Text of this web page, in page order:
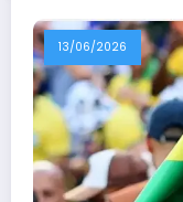
13/06/2026